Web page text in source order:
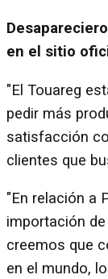
en el sitio
"El Touareg
pedir más
satisfacción
clientes que
"En relación a
importación
creemos que
en el mundo,